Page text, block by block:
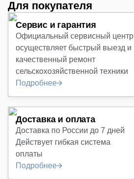
Для покупателя
Сервис и гарантия
Официальный сервисный центр
осуществляет быстрый выезд и
качественный ремонт
сельскохозяйственной техники
Подробнее
Доставка и оплата
Доставка по России до 7 дней
Действует гибкая система
оплаты
Подробнее